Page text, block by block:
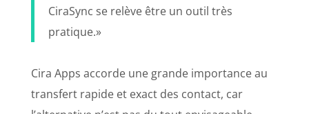
CiraSync se relève être un outil très
pratique.»
Cira Apps accorde une grande importance au
transfert rapide et exact des contact, car